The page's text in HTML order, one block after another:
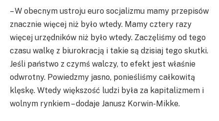
– W obecnym ustroju euro socjalizmu mamy przepisów
znacznie więcej niż było wtedy. Mamy cztery razy
więcej urzędników niż było wtedy. Zaczęliśmy od tego
czasu walkę z biurokracją i takie są dzisiaj tego skutki.
Jeśli państwo z czymś walczy, to efekt jest właśnie
odwrotny. Powiedzmy jasno, ponieśliśmy całkowitą
klęskę. Wtedy większość ludzi była za kapitalizmem i
wolnym rynkiem – dodaje Janusz Korwin-Mikke.